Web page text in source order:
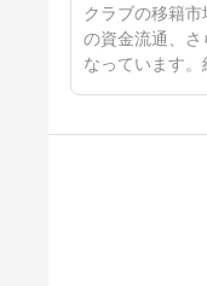
2日前
クラブの移籍
の資金流通、
なっています